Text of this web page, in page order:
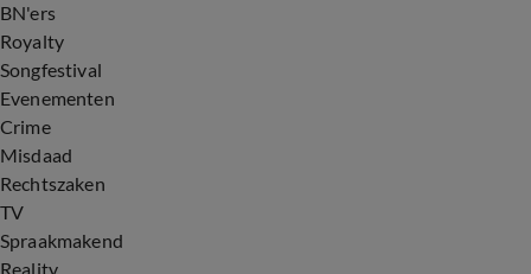
BN'ers
Royalty
Songfestival
Evenementen
Crime
Misdaad
Rechtszaken
TV
Spraakmakend
Reality